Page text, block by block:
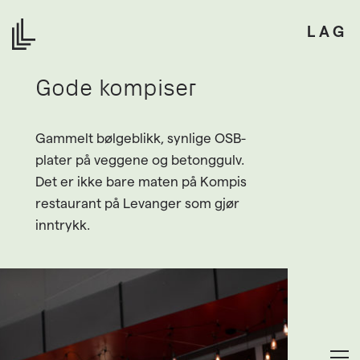
LAG
Gode kompiser
Gammelt bølgeblikk, synlige OSB-
plater på veggene og betonggulv.
Det er ikke bare maten på Kompis
restaurant på Levanger som gjør
inntrykk.